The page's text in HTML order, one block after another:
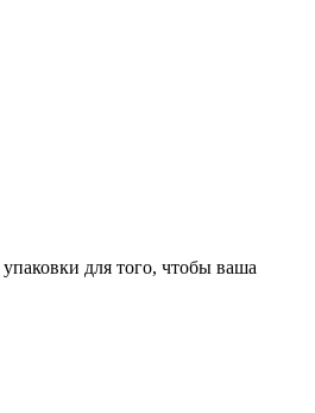
для того, чтобы ваша